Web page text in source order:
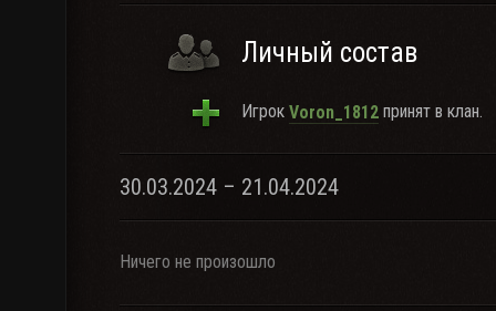
Личный состав
Игрок Voron_1812 принят в клан.
30.03.2024 – 21.04.2024
Ничего не произошло